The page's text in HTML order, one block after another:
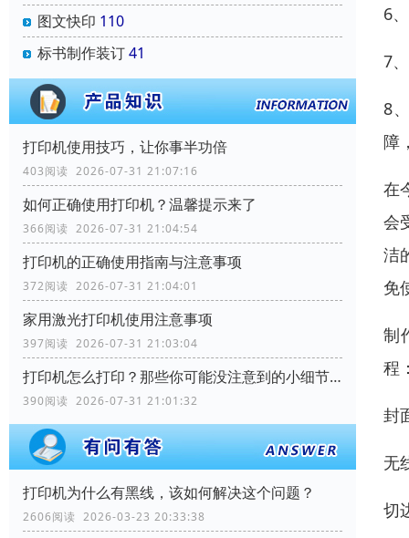
图文快印 110
标书制作装订41
打印机使用技巧，让你事半功倍
403阅读 2026-07-31 21:07:16
如何正确使用打印机？温馨提示来了
366阅读 2026-07-31 21:04:54
打印机的正确使用指南与注意事项
372阅读 2026-07-31 21:04:01
家用激光打印机使用注意事项
397阅读 2026-07-31 21:03:04
打印机怎么打印？那些你可能没注意到的小细节！
390阅读 2026-07-31 21:01:32
打印机为什么有黑线，该如何解决这个问题？
2606阅读 2026-03-23 20:33:38
6
7
8
障
在
会
洁
免
制
程
封
无
切